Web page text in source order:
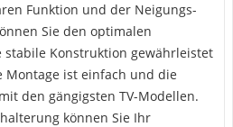
Funktion und der Neigungs-
Sie den optimalen
stabile Konstruktion gewährleistet
Montage ist einfach und die
den gängigsten TV-Modellen.
können Sie Ihr